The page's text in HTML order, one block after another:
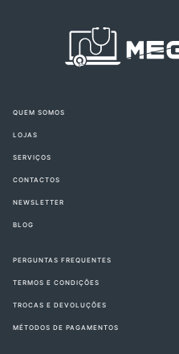
QUEM SOMOS
LOJAS
SERVIÇOS
CONTACTOS
NEWSLETTER
BLOG
PERGUNTAS FREQUENTES
TERMOS E CONDIÇÕES
TROCAS E DEVOLUÇÕES
MÉTODOS DE PAGAMENTOS